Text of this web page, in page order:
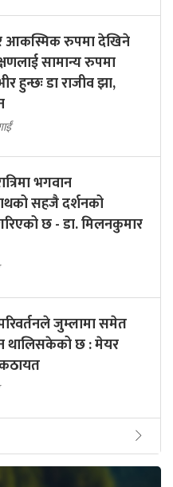
आकस्मिक रुपमा देखिने
सामान्य रुपमा
हुन्छः डा राजीव झा,
भगवान
सहजै दर्शनको
छ - डा. मिलनकुमार
जुम्लामा समेत
थालिसकेको छ : मेयर